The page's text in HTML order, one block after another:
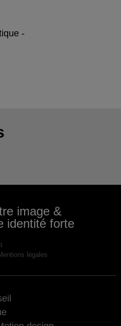
-
image &
identité forte
légales